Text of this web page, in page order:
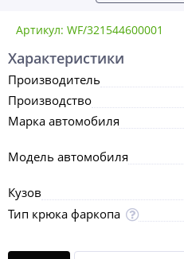
Артикул: WF/321544600001
Характеристики
Производитель
Производство
Марка автомобиля
Модель автомобиля
Кузов
Тип крюка фаркопа